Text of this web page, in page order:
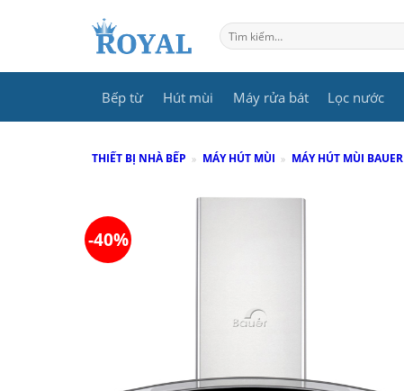
Tìm
kiếm:
Bếp từ Hút mùi Máy rửa bát Lọc nước
THIẾT BỊ NHÀ BẾP » MÁY HÚT MÙI » MÁY HÚT MÙI BAUER
-40%